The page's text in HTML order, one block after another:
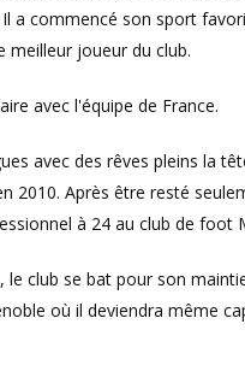
a commencé son sport
meilleur joueur du club.
avec l'équipe de France.
avec des rêves pleins la
2010. Après être resté
à 24 au club de foot
club se bat pour son
où il deviendra même